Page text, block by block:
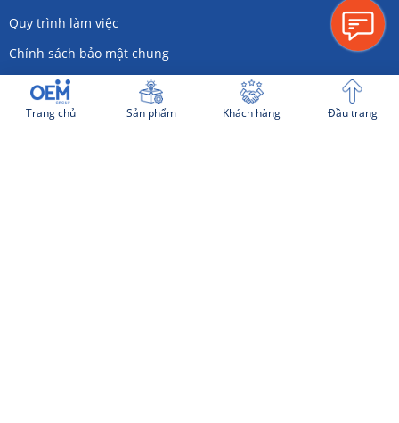
Quy trình làm việc
Chính sách bảo mật chung
Thỏa thuận Phát triển Ý tưởng
Website cùng hệ sinh thái:
Trang chủ Sản phẩm Khách hàng Đầu trang